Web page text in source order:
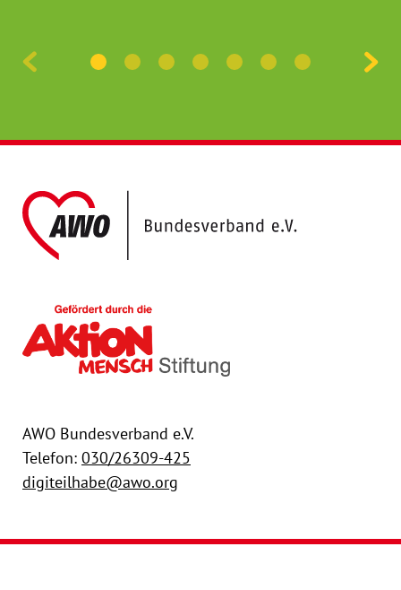
AWO Bundesverband e.V.
Telefon: 030/26309-425
digiteilhabe@awo.org